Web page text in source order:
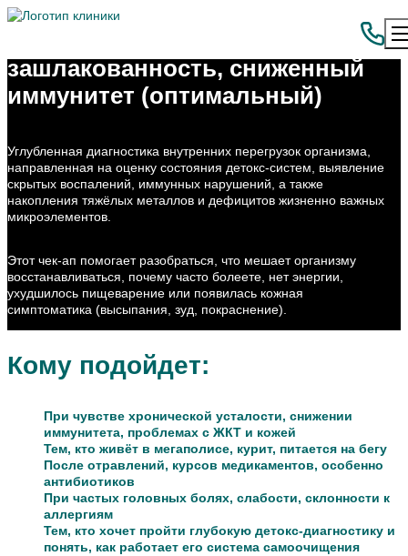
зашлакованность, сниженный
иммунитет (оптимальный)
Углубленная диагностика внутренних перегрузок организма,
направленная на оценку состояния детокс-систем, выявление
скрытых воспалений, иммунных нарушений, а также
накопления тяжёлых металлов и дефицитов жизненно важных
микроэлементов.
Этот чек-ап помогает разобраться, что мешает организму
восстанавливаться, почему часто болеете, нет энергии,
ухудшилось пищеварение или появилась кожная
симптоматика (высыпания, зуд, покраснение).
Кому подойдет:
При чувстве хронической усталости, снижении
иммунитета, проблемах с ЖКТ и кожей
Тем, кто живёт в мегаполисе, курит, питается на бегу
После отравлений, курсов медикаментов, особенно
антибиотиков
При частых головных болях, слабости, склонности к
аллергиям
Тем, кто хочет пройти глубокую детокс-диагностику и
понять, как работает его система самоочищения